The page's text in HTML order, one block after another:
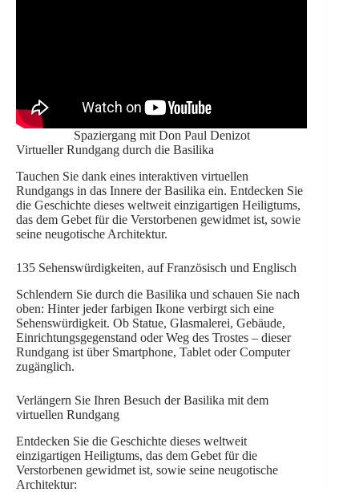
Spaziergang mit Don Paul Denizot
Virtueller Rundgang durch die Basilika
Tauchen Sie dank eines interaktiven virtuellen
Rundgangs in das Innere der Basilika ein. Entdecken Sie
die Geschichte dieses weltweit einzigartigen Heiligtums,
das dem Gebet für die Verstorbenen gewidmet ist, sowie
seine neugotische Architektur.
135 Sehenswürdigkeiten, auf Französisch und Englisch
Schlendern Sie durch die Basilika und schauen Sie nach
oben: Hinter jeder farbigen Ikone verbirgt sich eine
Sehenswürdigkeit. Ob Statue, Glasmalerei, Gebäude,
Einrichtungsgegenstand oder Weg des Trostes – dieser
Rundgang ist über Smartphone, Tablet oder Computer
zugänglich.
Verlängern Sie Ihren Besuch der Basilika mit dem
virtuellen Rundgang
Entdecken Sie die Geschichte dieses weltweit
einzigartigen Heiligtums, das dem Gebet für die
Verstorbenen gewidmet ist, sowie seine neugotische
Architektur: